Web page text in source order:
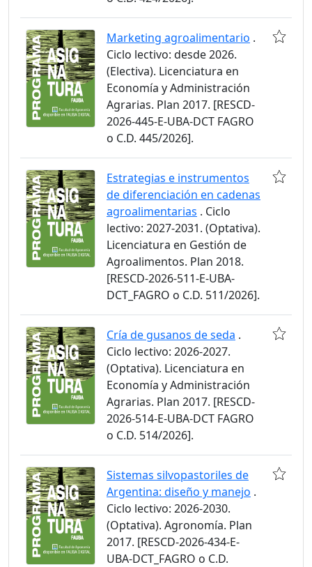
Marketing agroalimentario .
Ciclo lectivo: desde 2026.
(Electiva). Licenciatura en
Economía y Administración
Agrarias. Plan 2017. [RESCD-
2026-445-E-UBA-DCT FAGRO
o C.D. 445/2026].
Estrategias e instrumentos
de diferenciación en cadenas
agroalimentarias . Ciclo
lectivo: 2027-2031. (Optativa).
Licenciatura en Gestión de
Agroalimentos. Plan 2018.
[RESCD-2026-511-E-UBA-
DCT_FAGRO o C.D. 511/2026].
Cría de gusanos de seda .
Ciclo lectivo: 2026-2027.
(Optativa). Licenciatura en
Economía y Administración
Agrarias. Plan 2017. [RESCD-
2026-514-E-UBA-DCT FAGRO
o C.D. 514/2026].
Sistemas silvopastoriles de
Argentina: diseño y manejo .
Ciclo lectivo: 2026-2030.
(Optativa). Agronomía. Plan
2017. [RESCD-2026-434-E-
UBA-DCT_FAGRO o C.D.